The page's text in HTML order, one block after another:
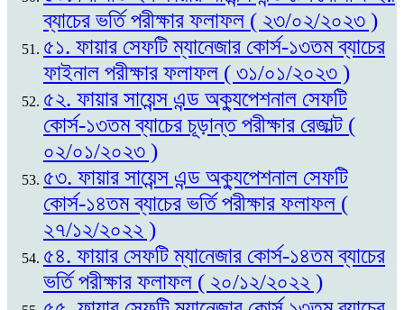
ব্যাচের ভর্তি পরীক্ষার ফলাফল ( ২৩/০২/২০২৩ )
৫১. ফায়ার সেফটি ম্যানেজার কোর্স-১৩তম ব্যাচের
ফাইনাল পরীক্ষার ফলাফল ( ৩১/০১/২০২৩ )
৫২. ফায়ার সায়েন্স এন্ড অক্যুপেশনাল সেফটি
কোর্স-১৩তম ব্যাচের চূড়ান্ত পরীক্ষার রেজাল্ট (
০২/০১/২০২৩ )
৫৩. ফায়ার সায়েন্স এন্ড অক্যুপেশনাল সেফটি
কোর্স-১৪তম ব্যাচের ভর্তি পরীক্ষার ফলাফল (
২৭/১২/২০২২ )
৫৪. ফায়ার সেফটি ম্যানেজার কোর্স-১৪তম ব্যাচের
ভর্তি পরীক্ষার ফলাফল ( ২০/১২/২০২২ )